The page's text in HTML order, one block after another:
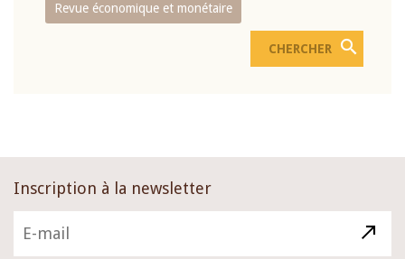
Revue économique et monétaire
Inscription à la newsletter